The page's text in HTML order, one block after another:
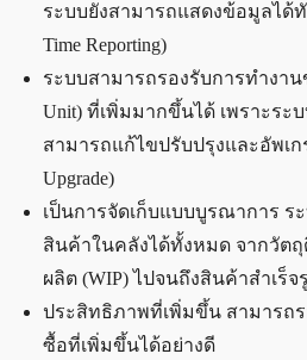
ระบบยังสามารถแสดงข้อมูลได้
Time Reporting)
ระบบสามารถรองรับการทำงาน
Unit) ที่เพิ่มมากขึ้นได้ เพราะร
สามารถแก้ไขปรับปรุงและอัพเก
Upgrade)
เป็นการจัดเก็บแบบบูรณาการ ร
สินค้าในคลังได้ทั้งหมด จากวัตถุ
ผลิต (WIP) ไปจนถึงสินค้าสำเร็จ
ประสิทธิภาพที่เพิ่มขึ้น สามารถ
ซื้อที่เพิ่มขึ้นได้อย่างดี